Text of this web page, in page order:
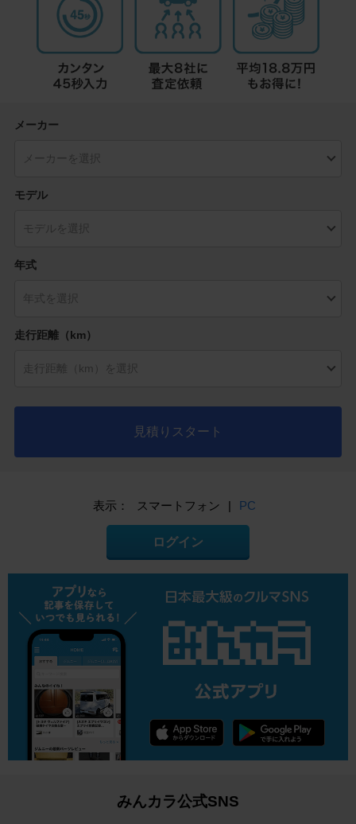
メーカー
モデル
年式
走行距離（km）
見積りスタート
表示： スマートフォン | PC
ログイン
みんカラ公式SNS